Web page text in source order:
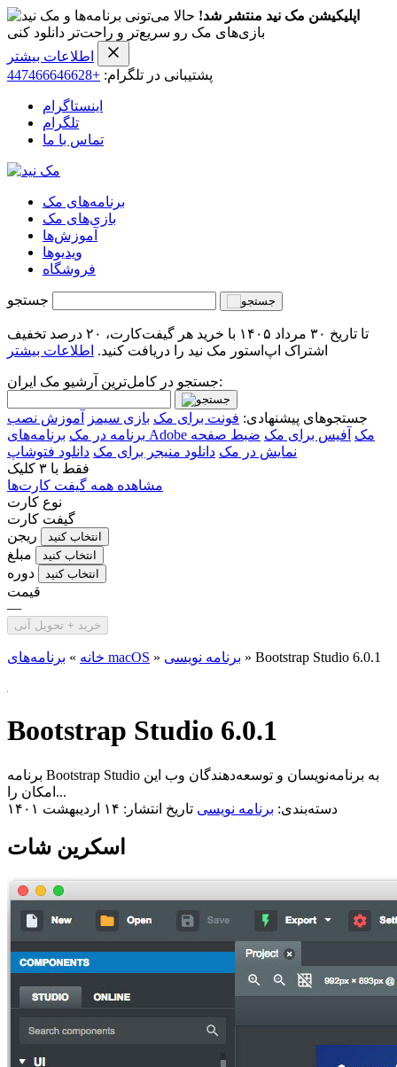
اپلیکیشن مک نید منتشر شد! حالا می‌تونی برنامه‌ها و
بازی‌های مک رو سریع‌تر و راحت‌تر دانلود کنی
اطلاعات بیشتر
پشتیبانی در تلگرام: +447466646628
اینستاگرام
تلگرام
تماس با ما
برنامه‌های مک
بازی‌های مک
آموزش‌ها
ویدیو‌ها
فروشگاه
جستجو
تا تاریخ ۳۰ مرداد ۱۴۰۵ با خرید هر گیفت‌کارت، ۲۰ درصد تخفیف
اشتراک اپ‌استور مک نید را دریافت کنید. اطلاعات بیشتر
جستجو در کامل‌ترین آرشیو مک ایران:
جستجوهای پیشنهادی: فونت برای مک بازی سیمز
آموزش نصب
برنامه در مک
برنامه‌های Adobe مک آفیس برای مک ضبط صفحه
نمایش در مک دانلود منیجر برای مک دانلود فتوشاپ
فقط با ۳ کلیک
مشاهده همه گیفت کارت‌ها
نوع کارت
گیفت کارت
ریجن
انتخاب کنید
مبلغ انتخاب کنید
دوره انتخاب کنید
قیمت
—
خرید + تحویل آنی
خانه » برنامه‌های macOS » برنامه نویسی » Bootstrap Studio 6.0.1
Bootstrap Studio 6.0.1
برنامه Bootstrap Studio به برنامه‌نویسان و توسعه‌دهندگان وب این
امکان را...
دسته‌بندی: برنامه نویسی تاریخ انتشار: ۱۴ اردیبهشت ۱۴۰۱
اسکرین شات